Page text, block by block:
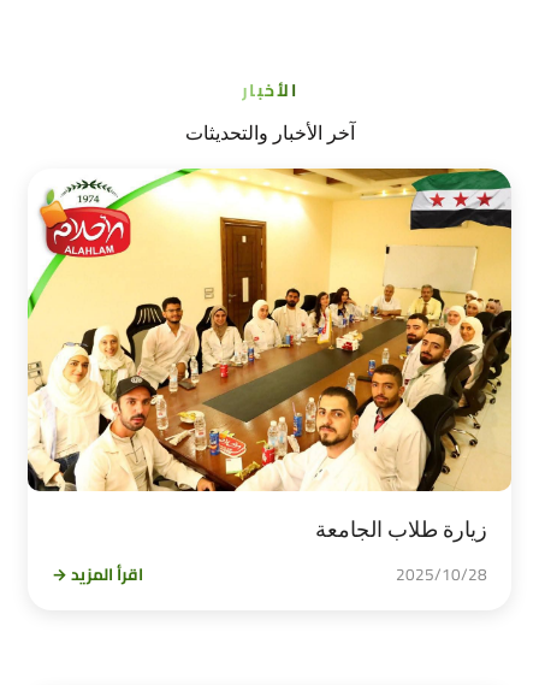
الأخبار
آخر الأخبار والتحديثات
زيارة طلاب الجامعة
2025/10/28 اقرأ المزيد →